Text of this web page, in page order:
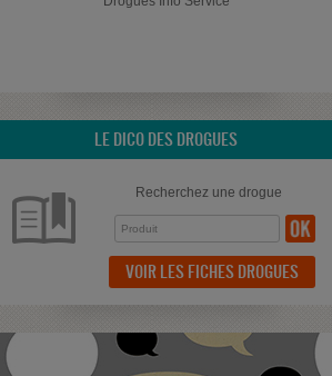
LE DICO DES DROGUES
Recherchez une drogue
VOIR LES FICHES DROGUES